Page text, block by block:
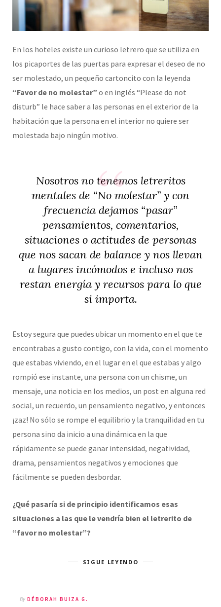
En los hoteles existe un curioso letrero que se utiliza en
los picaportes de las puertas para expresar el deseo de no
ser molestado, un pequeño cartoncito con la leyenda
“Favor de no molestar” o en inglés “Please do not
disturb” le hace saber a las personas en el exterior de la
habitación que la persona en el interior no quiere ser
molestada bajo ningún motivo.
Nosotros no tenemos letreritos
mentales de “No molestar” y con
frecuencia dejamos “pasar”
pensamientos, comentarios,
situaciones o actitudes de personas
que nos sacan de balance y nos llevan
a lugares incómodos e incluso nos
restan energía y recursos para lo que
si importa.
Estoy segura que puedes ubicar un momento en el que te
encontrabas a gusto contigo, con la vida, con el momento
que estabas viviendo, en el lugar en el que estabas y algo
rompió ese instante, una persona con un chisme, un
mensaje, una noticia en los medios, un post en alguna red
social, un recuerdo, un pensamiento negativo, y entonces
¡zaz! No sólo se rompe el equilibrio y la tranquilidad en tu
persona sino da inicio a una dinámica en la que
rápidamente se puede ganar intensidad, negatividad,
drama, pensamientos negativos y emociones que
fácilmente se pueden desbordar.
¿Qué pasaría si de principio identificamos esas
situaciones a las que le vendría bien el letrerito de
“favor no molestar”?
SIGUE LEYENDO
By DÉBORAH BUIZA G.